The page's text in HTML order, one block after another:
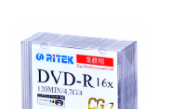
・販売を積極的に